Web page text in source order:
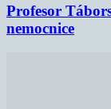
Profesor
nemocnice